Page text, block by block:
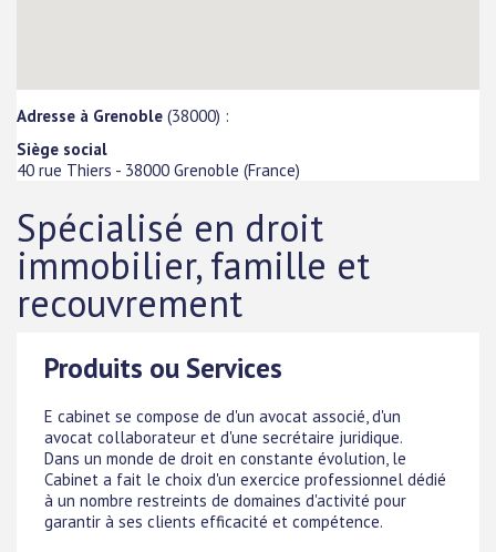
Adresse à Grenoble (38000) :
Siège social
40 rue Thiers - 38000 Grenoble (France)
Spécialisé en droit
immobilier, famille et
recouvrement
Produits ou Services
E cabinet se compose de d'un avocat associé, d'un
avocat collaborateur et d'une secrétaire juridique.
Dans un monde de droit en constante évolution, le
Cabinet a fait le choix d'un exercice professionnel dédié
à un nombre restreints de domaines d'activité pour
garantir à ses clients efficacité et compétence.